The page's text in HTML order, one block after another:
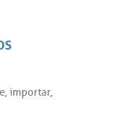
, importar,